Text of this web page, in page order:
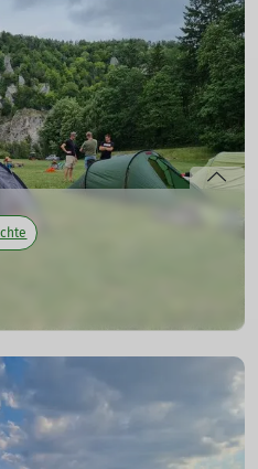
zwischen Kompass,
und eine aufregende Nacht